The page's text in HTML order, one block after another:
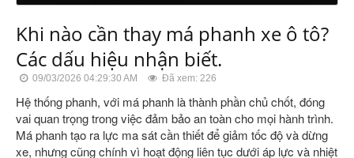
Khi nào cần thay má phanh xe ô tô?
Các dấu hiệu nhận biết.
09/03/2026 04:29:30 AM Đã xem: 226
Hệ thống phanh, với má phanh là thành phần chủ chốt, đóng
vai quan trọng trong việc đảm bảo an toàn cho mọi hành trình.
Má phanh tạo ra lực ma sát cần thiết để giảm tốc độ và dừng
xe, nhưng cũng chính vì hoạt động liên tục dưới áp lực và nhiệt